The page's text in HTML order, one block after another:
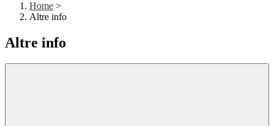
Home >
Altre info
Altre info